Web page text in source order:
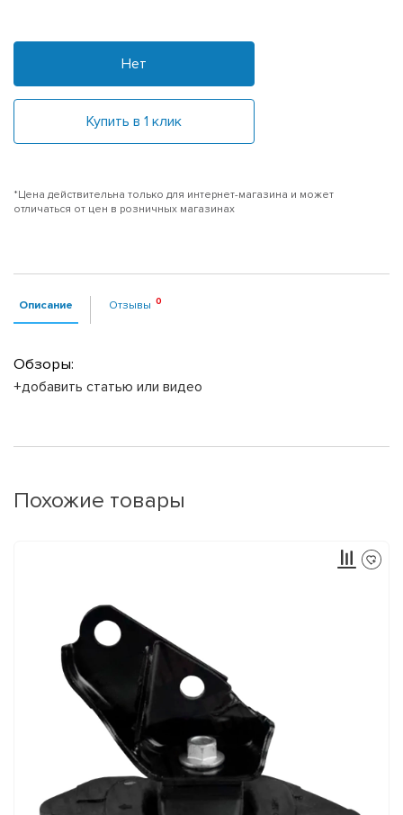
Нет
Купить в 1 клик
*Цена действительна только для интернет-магазина и может
отличаться от цен в розничных магазинах
Описание Отзывы
Обзоры:
+добавить статью или видео
Похожие товары